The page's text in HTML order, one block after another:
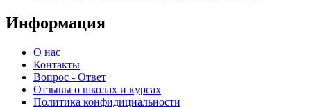
Информация
О нас
Контакты
Вопрос - Ответ
Отзывы о школах и курсах
Политика конфидициальности